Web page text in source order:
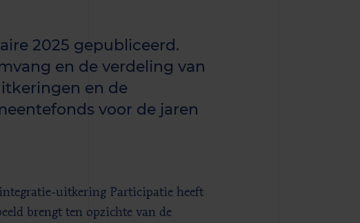
2025 gepubliceerd.
en de verdeling van
en de
voor de jaren
uitkering Participatie heeft
brengt ten opzichte van de